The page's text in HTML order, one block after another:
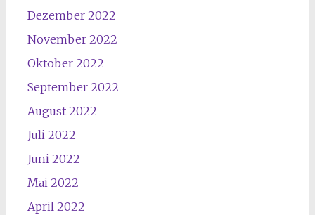
Dezember 2022
November 2022
Oktober 2022
September 2022
August 2022
Juli 2022
Juni 2022
Mai 2022
April 2022